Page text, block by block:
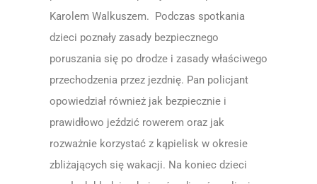
Karolem Walkuszem. Podczas spotkania
dzieci poznały zasady bezpiecznego
poruszania się po drodze i zasady właściwego
przechodzenia przez jezdnię. Pan policjant
opowiedział również jak bezpiecznie i
prawidłowo jeździć rowerem oraz jak
rozważnie korzystać z kąpielisk w okresie
zbliżających się wakacji. Na koniec dzieci